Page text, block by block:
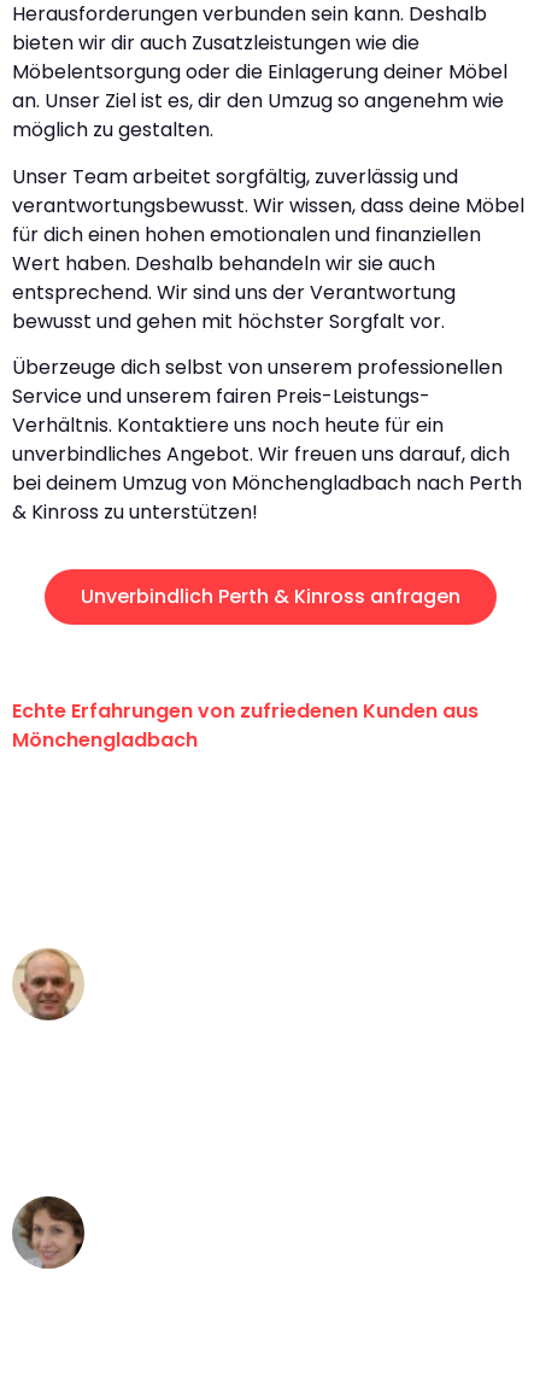
Herausforderungen verbunden sein kann. Deshalb
bieten wir dir auch Zusatzleistungen wie die
Möbelentsorgung oder die Einlagerung deiner Möbel
an. Unser Ziel ist es, dir den Umzug so angenehm wie
möglich zu gestalten.
Unser Team arbeitet sorgfältig, zuverlässig und
verantwortungsbewusst. Wir wissen, dass deine Möbel
für dich einen hohen emotionalen und finanziellen
Wert haben. Deshalb behandeln wir sie auch
entsprechend. Wir sind uns der Verantwortung
bewusst und gehen mit höchster Sorgfalt vor.
Überzeuge dich selbst von unserem professionellen
Service und unserem fairen Preis-Leistungs-
Verhältnis. Kontaktiere uns noch heute für ein
unverbindliches Angebot. Wir freuen uns darauf, dich
bei deinem Umzug von Mönchengladbach nach Perth
& Kinross zu unterstützen!
Unverbindlich Perth & Kinross anfragen
Echte Erfahrungen von zufriedenen Kunden aus
Mönchengladbach